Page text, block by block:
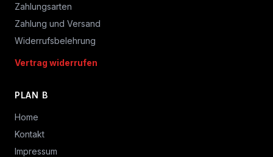
Zahlungsarten
Zahlung und Versand
Widerrufsbelehrung
Vertrag widerrufen
PLAN B
Home
Kontakt
Impressum